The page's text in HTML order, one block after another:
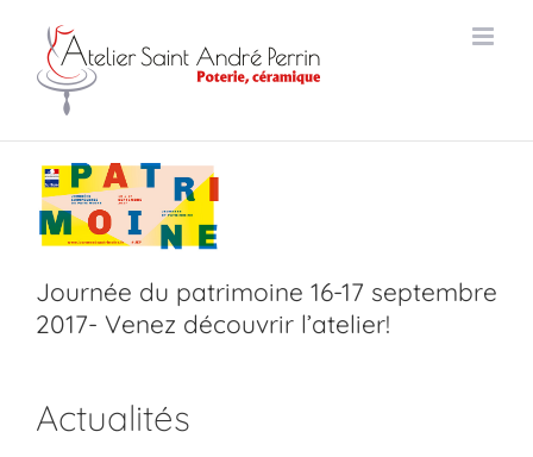
contenu
Journée du
patrimoine 16-17
septembre 2017-
Venez découvrir
l’atelier!
Actualités Atelier
Saint André Perrin
Journée du patrimoine 16-17 septembre
2017- Venez découvrir l’atelier!
Actualités